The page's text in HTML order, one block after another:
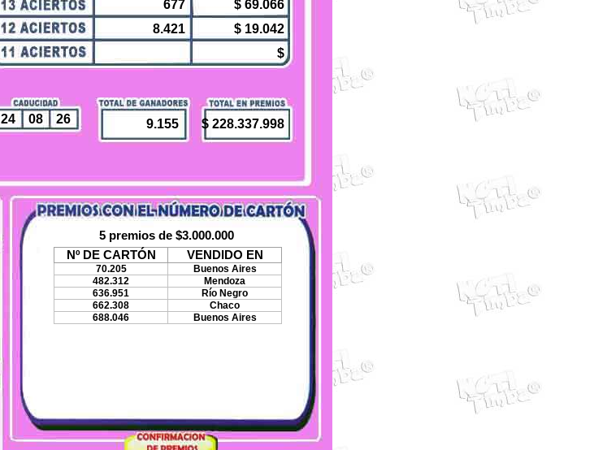
677
$ 69.066
8.421
$ 19.042
$
24 08 26 9.155 $ 228.337.998
5 premios de $3.000.000
Nº DE CARTÓN
VENDIDO EN
70.205
Buenos Aires
482.312
Mendoza
636.951
Río Negro
662.308
Chaco
688.046
Buenos Aires